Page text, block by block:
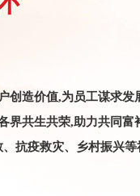
创造价值,为员工谋求发
界共生共荣,助力共同富
抗疫救灾、乡村振兴